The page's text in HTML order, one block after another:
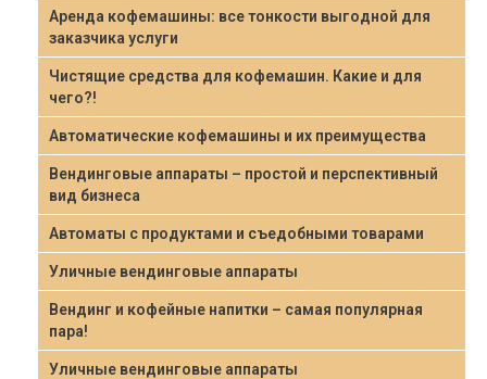
Аренда кофемашины: все тонкости выгодной для
заказчика услуги
Чистящие средства для кофемашин. Какие и для
чего?!
Автоматические кофемашины и их преимущества
Вендинговые аппараты – простой и перспективный
вид бизнеса
Автоматы с продуктами и съедобными товарами
Уличные вендинговые аппараты
Вендинг и кофейные напитки – самая популярная
пара!
Уличные вендинговые аппараты